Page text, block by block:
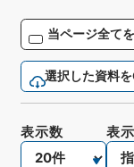
当ページ全て
選択した資料
表示数 表